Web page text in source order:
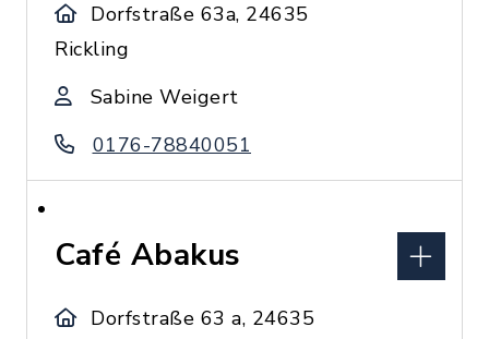
Dorfstraße 63a, 24635
Rickling
Sabine Weigert
0176-78840051
Café Abakus
Dorfstraße 63 a, 24635